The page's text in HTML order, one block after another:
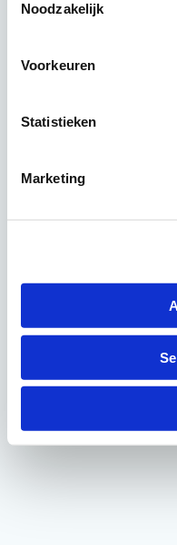
Noodzakelijk
Voorkeuren
Statistieken
Marketing